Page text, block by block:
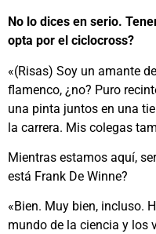
No lo dices en serio.
opta por el ciclocross?
«(Risas) Soy un amante
flamenco, ¿no? Puro
una pinta juntos en una
la carrera. Mis colegas
Mientras estamos aquí,
está Frank De Winne?
«Bien. Muy bien, incluso.
mundo de la ciencia y los